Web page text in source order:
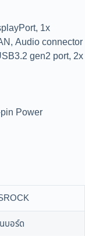
1x
Audio connector
gen2 port, 2x
Power
บอร์ด